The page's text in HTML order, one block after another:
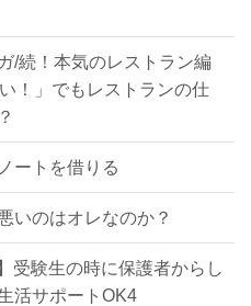
/続！本気のレストラン編
！」でもレストランの仕
ートを借りる
いのはオレなのか？
受験生の時に保護者からし
活サポートOK4